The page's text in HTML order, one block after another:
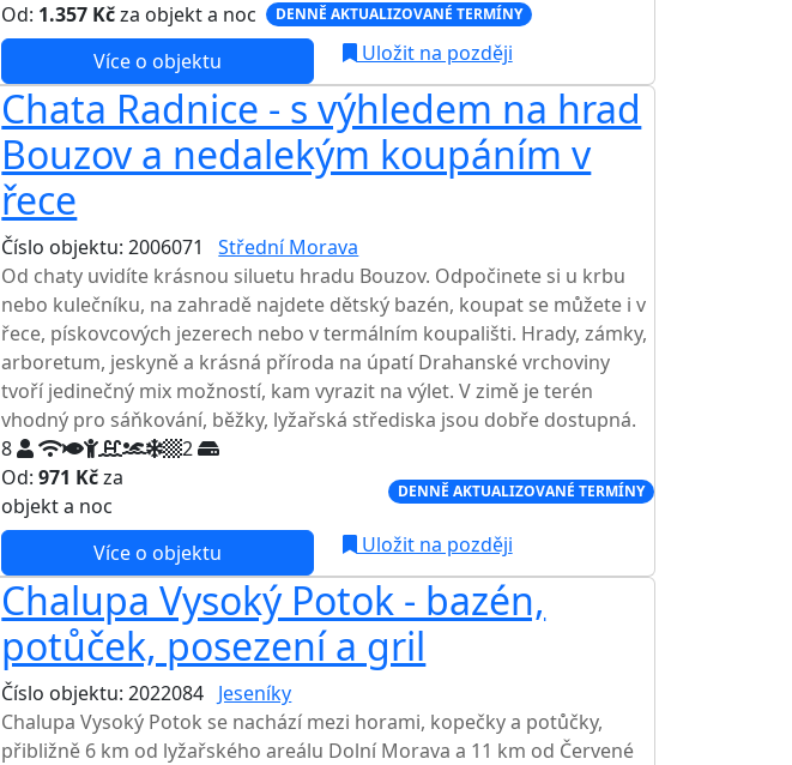
Od: 1.357 Kčza objekt a noc DENNĚ AKTUALIZOVANÉ TERMÍNY
Více o objektu Uložit na později
Chata Radnice - s výhledem na hrad
Bouzov a nedalekým koupáním v
řece
Číslo objektu: 2006071 Střední Morava
Od chaty uvidíte krásnou siluetu hradu Bouzov. Odpočinete si u krbu
nebo kulečníku, na zahradě najdete dětský bazén, koupat se můžete i v
řece, pískovcových jezerech nebo v termálním koupališti. Hrady, zámky,
arboretum, jeskyně a krásná příroda na úpatí Drahanské vrchoviny
tvoří jedinečný mix možností, kam vyrazit na výlet. V zimě je terén
vhodný pro sáňkování, běžky, lyžařská střediska jsou dobře dostupná.
8
2
Od:971 Kčza
objekt a noc
DENNĚ AKTUALIZOVANÉ TERMÍNY
Více o objektu
Uložit na později
Chalupa Vysoký Potok - bazén,
potůček, posezení a gril
Číslo objektu: 2022084 Jeseníky
Chalupa Vysoký Potok se nachází mezi horami, kopečky a potůčky,
přibližně 6 km od lyžařského areálu Dolní Morava a 11 km od Červené